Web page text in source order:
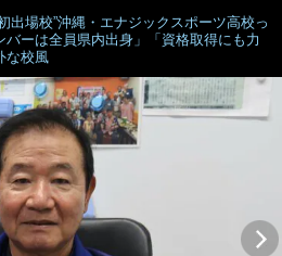
出場校”沖縄・エナジックスポーツ高校っ
バーは全員県内出身」「資格取得にも力
な校風